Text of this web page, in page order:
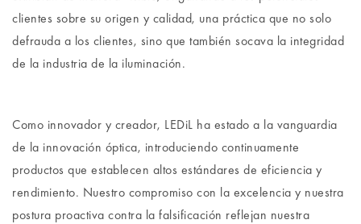
clientes sobre su origen y calidad, una práctica que no solo
defrauda a los clientes, sino que también socava la integridad
de la industria de la iluminación.
Como innovador y creador, LEDiL ha estado a la vanguardia
de la innovación óptica, introduciendo continuamente
productos que establecen altos estándares de eficiencia y
rendimiento. Nuestro compromiso con la excelencia y nuestra
postura proactiva contra la falsificación reflejan nuestra